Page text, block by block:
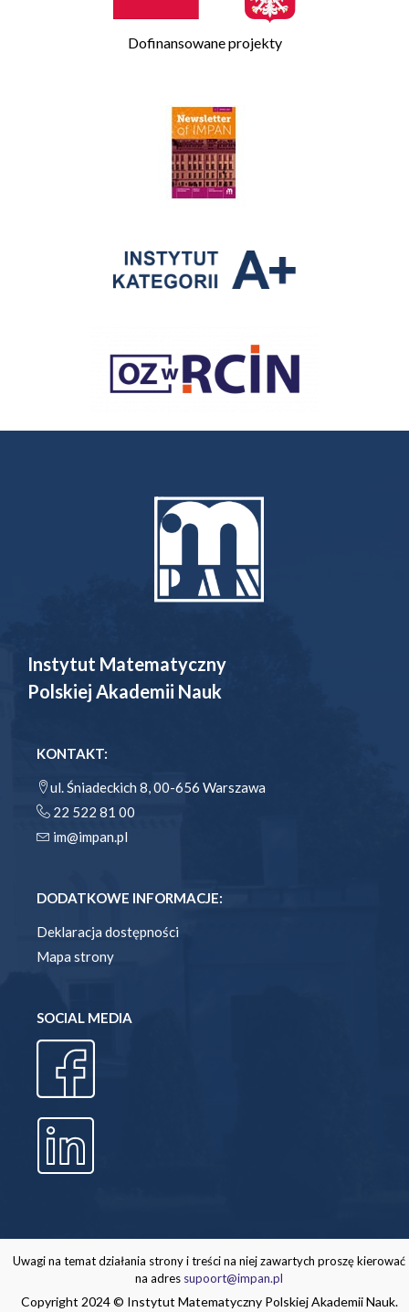
Dofinansowane projekty
Instytut Matematyczny
Polskiej Akademii Nauk
KONTAKT:
ul. Śniadeckich 8, 00-656 Warszawa
22 522 81 00
im@impan.pl
DODATKOWE INFORMACJE:
Deklaracja dostępności
Mapa strony
SOCIAL MEDIA
Uwagi na temat działania strony i treści na niej zawartych proszę kierować
na adres supoort@impan.pl
Copyright 2024 © Instytut Matematyczny Polskiej Akademii Nauk.